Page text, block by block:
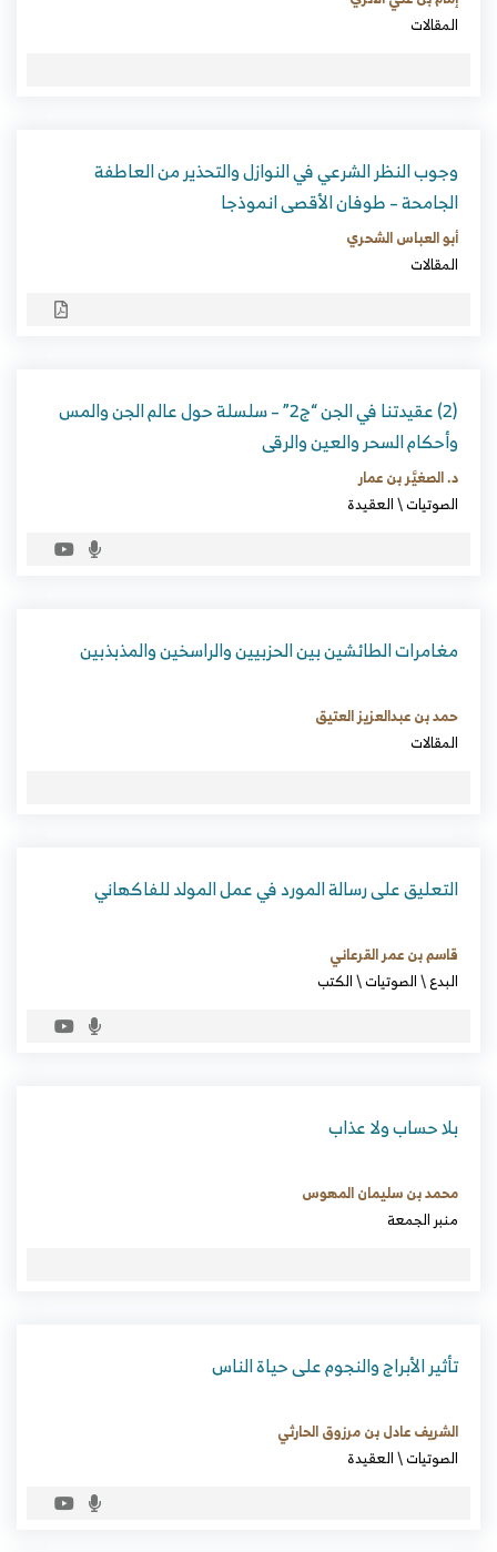
المقالات
وجوب النظر الشرعي في النوازل والتحذير من العاطفة
الجامحة – طوفان الأقصى انموذجا
أبو العباس الشحري
المقالات
(2) عقيدتنا في الجن “ج2” – سلسلة حول عالم الجن والمس
وأحكام السحر والعين والرقى
د. الصغيَّر بن عمار
الصوتيات\العقيدة
مغامرات الطائشين بين الحزبيين والراسخين والمذبذبين
حمد بن عبدالعزيز العتيق
المقالات
التعليق على رسالة المورد في عمل المولد للفاكهاني
قاسم بن عمر القرعاني
البدع\الصوتيات\الكتب
بلا حساب ولا عذاب
محمد بن سليمان المهوس
منبر الجمعة
تأثير الأبراج والنجوم على حياة الناس
الشريف عادل بن مرزوق الحارثي
الصوتيات\العقيدة